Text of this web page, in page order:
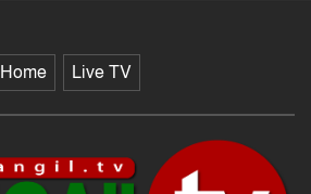
চার দিনের ইজতেমা ছয় দিনে গড়াবে!
Home Live TV